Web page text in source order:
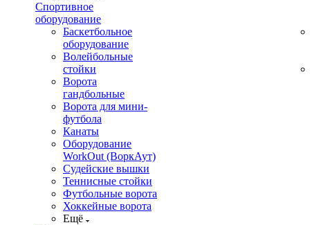
Спортивное
оборудование
Баскетбольное
оборудование
Волейбольные
стойки
Ворота
гандбольные
Ворота для мини-
футбола
Канаты
Оборудование
WorkOut (ВоркАут)
Судейские вышки
Теннисные стойки
Футбольные ворота
Хоккейные ворота
Ещё